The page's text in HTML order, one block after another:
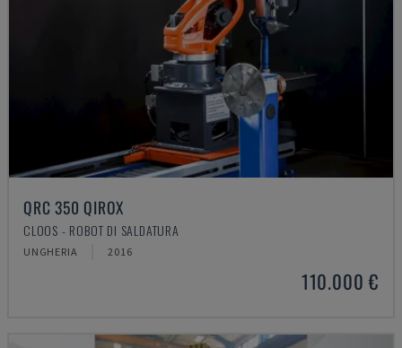
QRC 350 QIROX
CLOOS - ROBOT DI SALDATURA
UNGHERIA 2016
110.000 €